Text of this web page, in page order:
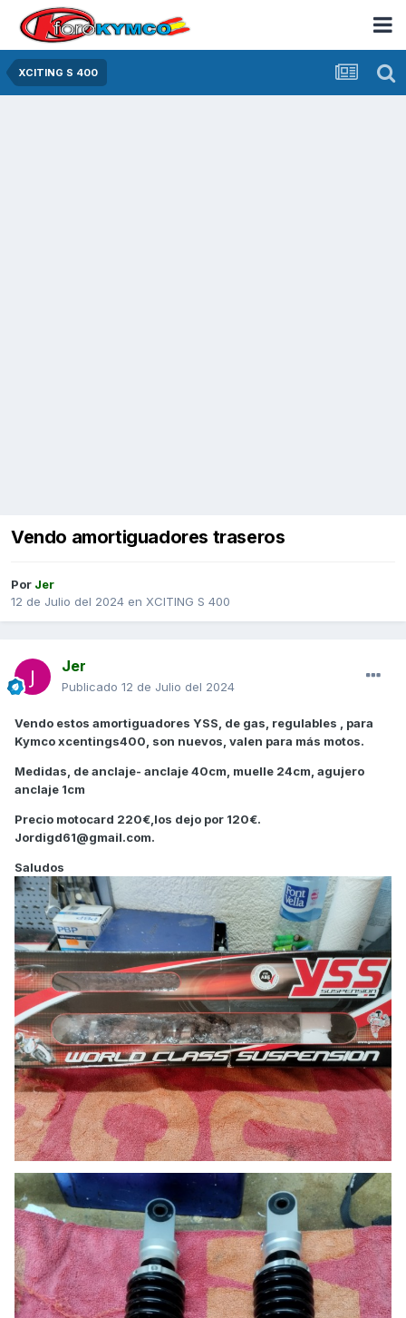
XCITING S 400
Vendo amortiguadores traseros
Por Jer
12 de Julio del 2024 en XCITING S 400
Jer
Publicado 12 de Julio del 2024
Vendo estos amortiguadores YSS, de gas, regulables , para
Kymco xcentings400, son nuevos, valen para más motos.
Medidas, de anclaje- anclaje 40cm, muelle 24cm, agujero
anclaje 1cm
Precio motocard 220€,los dejo por 120€.
Jordigd61@gmail.com.
Saludos